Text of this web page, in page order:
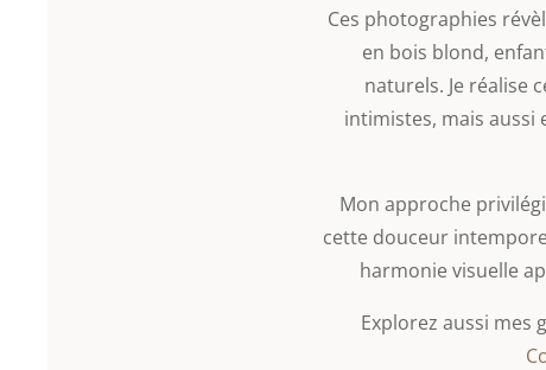
Ces photographies
en bois blond,
naturels. Je réalise
intimistes, mais aussi
Mon approche
cette douceur
harmonie visuelle
Explorez aussi mes